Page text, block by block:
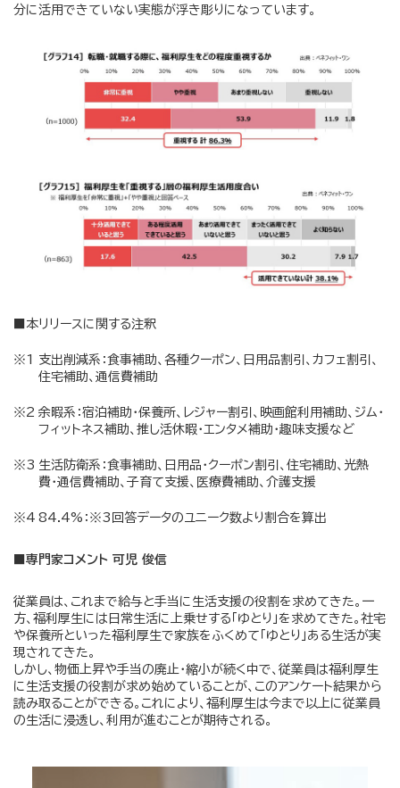
分に活用できていない実態が浮き彫りになっています。
■本リリースに関する注釈
支出削減系：食事補助、各種クーポン、日用品割引、カフェ割引、
住宅補助、通信費補助
余暇系：宿泊補助・保養所、レジャー割引、映画館利用補助、ジム・
フィットネス補助、推し活休暇・エンタメ補助・趣味支援など
生活防衛系：食事補助、日用品・クーポン割引、住宅補助、光熱
費・通信費補助、子育て支援、医療費補助、介護支援
84.4%：※3回答データのユニーク数より割合を算出
■専門家コメント 可児 俊信
従業員は、これまで給与と手当に生活支援の役割を求めてきた。一
方、福利厚生には日常生活に上乗せする「ゆとり」を求めてきた。社宅
や保養所といった福利厚生で家族をふくめて「ゆとり」ある生活が実
現されてきた。
しかし、物価上昇や手当の廃止・縮小が続く中で、従業員は福利厚生
に生活支援の役割が求め始めていることが、このアンケート結果から
読み取ることができる。これにより、福利厚生は今まで以上に従業員
の生活に浸透し、利用が進むことが期待される。